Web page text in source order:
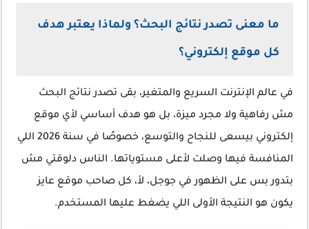
ما معنى تصدر نتائج البحث؟ ولماذا يعتبر هدف
كل موقع إلكتروني؟
في عالم الإنترنت السريع والمتغير، بقى تصدر نتائج البحث
مش رفاهية ولا مجرد ميزة، بل هو هدف أساسي لأي موقع
إلكتروني بيسعى للنجاح والتوسع، خصوصًا في سنة 2026 اللي
المنافسة فيها وصلت لأعلى مستوياتها. الناس دلوقتي مش
بتدور بس على الظهور في جوجل، لأ، كل صاحب موقع عايز
يكون هو النتيجة الأولى اللي يضغط عليها المستخدم.